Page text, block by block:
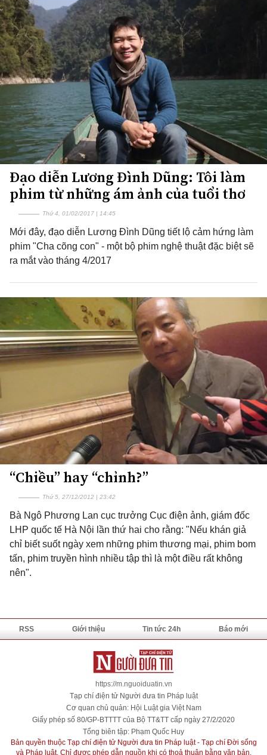
Đạo diễn Lương Đình Dũng: Tôi làm
phim từ những ám ảnh của tuổi thơ
Thứ 4, 01/02/2017 | 14:45
Mới đây, đạo diễn Lương Đình Dũng tiết lộ cảm hứng làm
phim "Cha cõng con" - một bộ phim nghệ thuật đặc biệt sẽ
ra mắt vào tháng 4/2017
“Chiều” hay “chỉnh?”
Thứ 5, 27/12/2012 | 23:42
Bà Ngô Phương Lan cục trưởng Cục điện ảnh, giám đốc
LHP quốc tế Hà Nội lần thứ hai cho rằng: "Nếu khán giả
chỉ biết suốt ngày xem những phim thương mại, phim bom
tấn, phim truyền hình nhiều tập thì là một điều rất không
nên".
RSS Giới thiệu Tin tức 24h Báo mới
https://m.nguoiduatin.vn
Tạp chí điện tử Người đưa tin Pháp luật
Cơ quan chủ quản: Hội Luật gia Việt Nam
Giấy phép số 80/GP-BTTTT của Bộ TT&TT cấp ngày 27/2/2020
Tổng biên tập: Phạm Quốc Huy
Bản quyền thuộc Tạp chí điện tử Người đưa tin Pháp luật - Tạp chí Đời sống
và Pháp luật. Chỉ được phép dẫn nguồn khi có thoả thuận bằng văn bản.